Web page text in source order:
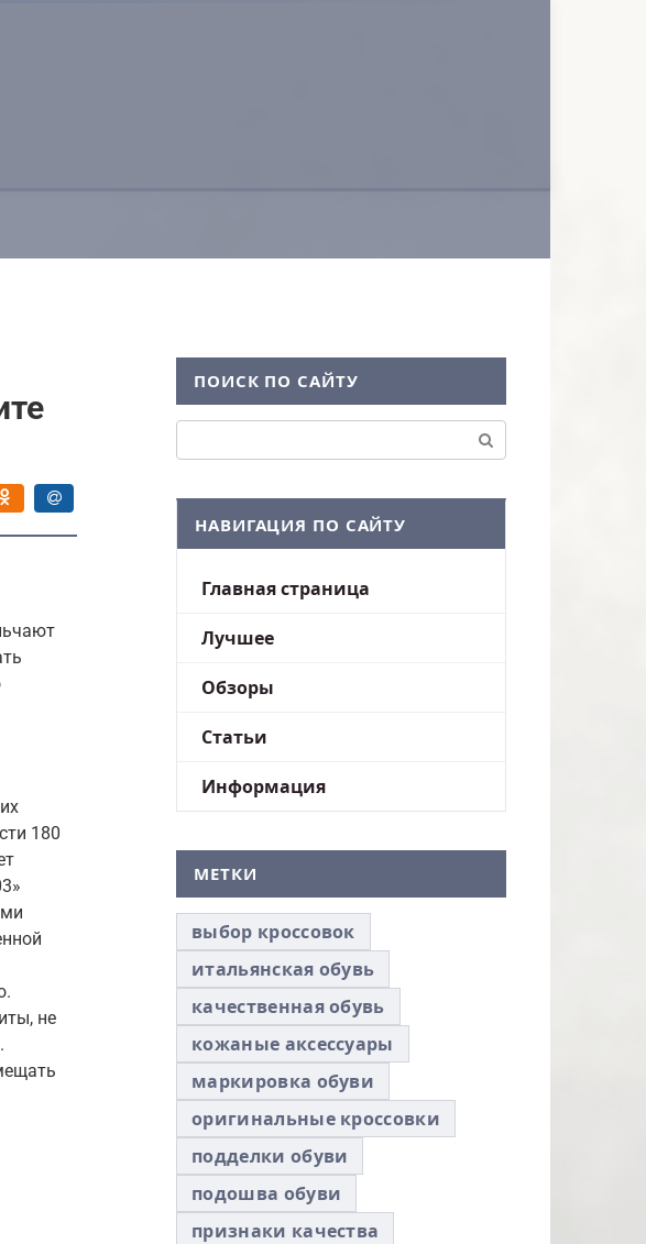
180
не
ПОИСК ПО САЙТУ
НАВИГАЦИЯ ПО САЙТУ
Главная страница
Лучшее
Обзоры
Статьи
Информация
МЕТКИ
выбор кроссовок
итальянская обувь
качественная обувь
кожаные аксессуары
маркировка обуви
оригинальные кроссовки
подделки обуви
подошва обуви
признаки качества